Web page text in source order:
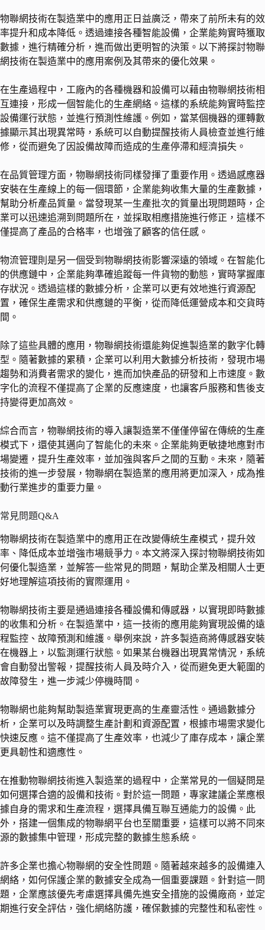
物聯網技術在製造業中的應用正日益廣泛，帶來了前所未有的效
率提升和成本降低。透過連接各種智能設備，企業能夠實時獲取
數據，進行精確分析，進而做出更明智的決策。以下將探討物聯
網技術在製造業中的應用案例及其帶來的優化效果。
在生產過程中，工廠內的各種機器和設備可以藉由物聯網技術相
互連接，形成一個智能化的生產網絡。這樣的系統能夠實時監控
設備運行狀態，並進行預測性維護。例如，當某個機器的運轉數
據顯示其出現異常時，系統可以自動提醒技術人員檢查並進行維
修，從而避免了因設備故障而造成的生產停滯和經濟損失。
在品質管理方面，物聯網技術同樣發揮了重要作用。透過感應器
安裝在生產線上的每一個環節，企業能夠收集大量的生產數據，
幫助分析產品質量。當發現某一生產批次的質量出現問題時，企
業可以迅速追溯到問題所在，並採取相應措施進行修正，這樣不
僅提高了產品的合格率，也增強了顧客的信任感。
物流管理則是另一個受到物聯網技術影響深遠的領域。在智能化
的供應鏈中，企業能夠準確追蹤每一件貨物的動態，實時掌握庫
存狀況。透過這樣的數據分析，企業可以更有效地進行資源配
置，確保生產需求和供應鏈的平衡，從而降低運營成本和交貨時
間。
除了這些具體的應用，物聯網技術還能夠促進製造業的數字化轉
型。隨著數據的累積，企業可以利用大數據分析技術，發現市場
趨勢和消費者需求的變化，進而加快產品的研發和上市速度。數
字化的流程不僅提高了企業的反應速度，也讓客戶服務和售後支
持變得更加高效。
綜合而言，物聯網技術的導入讓製造業不僅僅停留在傳統的生產
模式下，還使其邁向了智能化的未來。企業能夠更敏捷地應對市
場變遷，提升生產效率，並加強與客戶之間的互動。未來，隨著
技術的進一步發展，物聯網在製造業的應用將更加深入，成為推
動行業進步的重要力量。
常見問題Q&A
物聯網技術在製造業中的應用正在改變傳統生產模式，提升效
率、降低成本並增強市場競爭力。本文將深入探討物聯網技術如
何優化製造業，並解答一些常見的問題，幫助企業及相關人士更
好地理解這項技術的實際運用。
物聯網技術主要是通過連接各種設備和傳感器，以實現即時數據
的收集和分析。在製造業中，這一技術的應用能夠實現設備的遠
程監控、故障預測和維護。舉例來說，許多製造商將傳感器安裝
在機器上，以監測運行狀態。如果某台機器出現異常情況，系統
會自動發出警報，提醒技術人員及時介入，從而避免更大範圍的
故障發生，進一步減少停機時間。
物聯網也能夠幫助製造業實現更高的生產靈活性。通過數據分
析，企業可以及時調整生產計劃和資源配置，根據市場需求變化
快速反應。這不僅提高了生產效率，也減少了庫存成本，讓企業
更具韌性和適應性。
在推動物聯網技術進入製造業的過程中，企業常見的一個疑問是
如何選擇合適的設備和技術。對於這一問題，專家建議企業應根
據自身的需求和生產流程，選擇具備互聯互通能力的設備。此
外，搭建一個集成的物聯網平台也至關重要，這樣可以將不同來
源的數據集中管理，形成完整的數據生態系統。
許多企業也擔心物聯網的安全性問題。隨著越來越多的設備連入
網絡，如何保護企業的數據安全成為一個重要課題。針對這一問
題，企業應該優先考慮選擇具備先進安全措施的設備廠商，並定
期進行安全評估，強化網絡防護，確保數據的完整性和私密性。